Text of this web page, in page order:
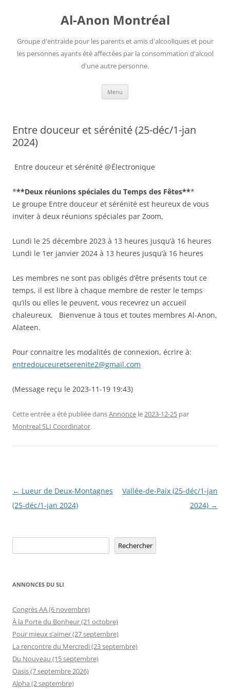
Al-Anon Montréal
Groupe d'entraide pour les parents et amis d'alcooliques et pour
les personnes ayants été affectées par la consommation d'alcool
d'une autre personne.
Menu
Entre douceur et sérénité (25-déc/1-jan
2024)
Entre douceur et sérénité @Électronique
***Deux réunions spéciales du Temps des Fêtes***
Le groupe Entre douceur et sérénité est heureux de vous
inviter à deux réunions spéciales par Zoom,
Lundi le 25 décembre 2023 à 13 heures jusqu’à 16 heures
Lundi le 1er janvier 2024 à 13 heures jusqu’à 16 heures
Les membres ne sont pas obligés d’être présents tout ce
temps, il est libre à chaque membre de rester le temps
qu’ils ou elles le peuvent, vous recevrez un accueil
chaleureux. Bienvenue à tous et toutes membres Al-Anon,
Alateen.
Pour connaitre les modalités de connexion, écrire à:
entredouceuretserenite2@gmail.com
(Message reçu le 2023-11-19 19:43)
Cette entrée a été publiée dansAnnonce le2023-12-25 par
Montreal SLI Coordinator.
Navigation
des
← Lueur de Deux-Montagnes
(25-déc/1-jan 2024)
Vallée-de-Paix (25-déc/1-jan
2024) →
Rechercher
ANNONCES DU SLI
Congrès AA (6 novembre)
À la Porte du Bonheur (21 octobre)
Pour mieux s’aimer (27 septembre)
La rencontre du Mercredi (23 septembre)
Du Nouveau (15 septembre)
Oasis (7 septembre 2026)
Alpha (2 septembre)